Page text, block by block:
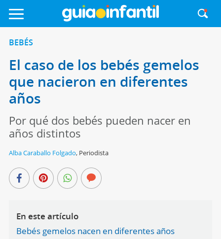
BEBÉS
El caso de los bebés gemelos
que nacieron en diferentes
años
Por qué dos bebés pueden nacer en
años distintos
Alba Caraballo Folgado, Periodista
En este artículo
Bebés gemelos nacen en diferentes años